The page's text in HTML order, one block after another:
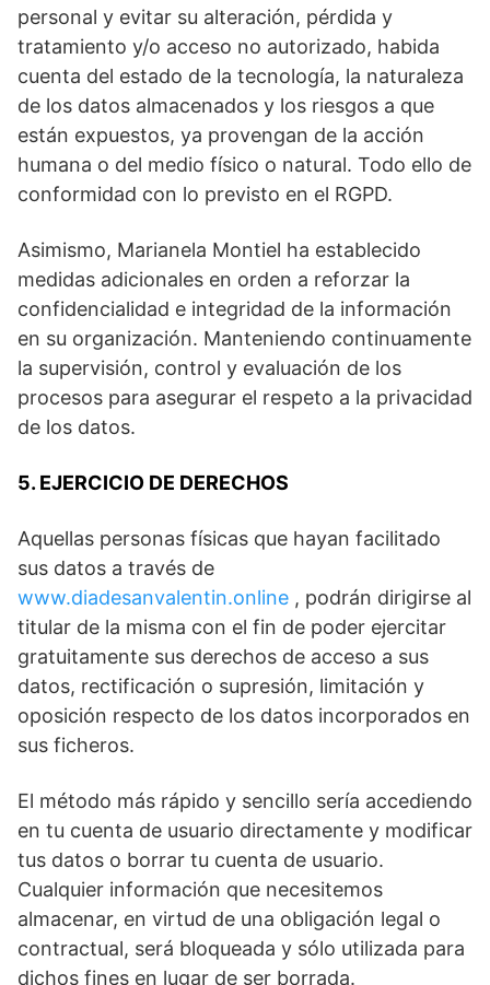
personal y evitar su alteración, pérdida y
tratamiento y/o acceso no autorizado, habida
cuenta del estado de la tecnología, la naturaleza
de los datos almacenados y los riesgos a que
están expuestos, ya provengan de la acción
humana o del medio físico o natural. Todo ello de
conformidad con lo previsto en el RGPD.
Asimismo, Marianela Montiel ha establecido
medidas adicionales en orden a reforzar la
confidencialidad e integridad de la información
en su organización. Manteniendo continuamente
la supervisión, control y evaluación de los
procesos para asegurar el respeto a la privacidad
de los datos.
5. EJERCICIO DE DERECHOS
Aquellas personas físicas que hayan facilitado
sus datos a través de
www.diadesanvalentin.online , podrán dirigirse al
titular de la misma con el fin de poder ejercitar
gratuitamente sus derechos de acceso a sus
datos, rectificación o supresión, limitación y
oposición respecto de los datos incorporados en
sus ficheros.
El método más rápido y sencillo sería accediendo
en tu cuenta de usuario directamente y modificar
tus datos o borrar tu cuenta de usuario.
Cualquier información que necesitemos
almacenar, en virtud de una obligación legal o
contractual, será bloqueada y sólo utilizada para
dichos fines en lugar de ser borrada.